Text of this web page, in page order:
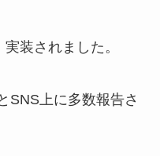
装されました。
SNS上に多数報告さ